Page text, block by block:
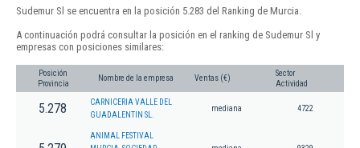
Sudemur Sl se encuentra en la posición 5.283 del Ranking de Murcia.
A continuación podrá consultar la posición en el ranking de Sudemur Sl y
empresas con posiciones similares:
Posición
Provincia
Nombre de la empresa Ventas (€)
Sector
Actividad
5.278
CARNICERIA VALLE DEL
GUADALENTIN SL.
mediana 4722
ANIMAL FESTIVAL